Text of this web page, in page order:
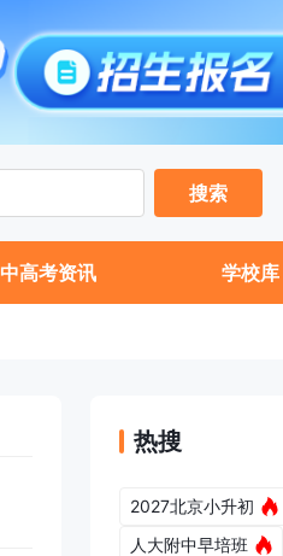
搜索
中高考资讯 学校库
热搜
2027北京小升初
人大附中早培班